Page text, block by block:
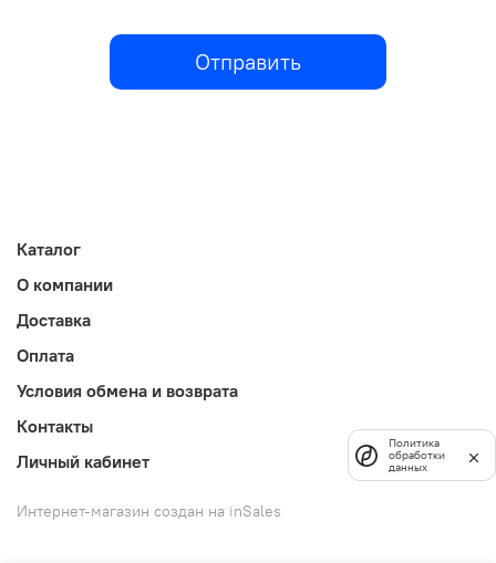
Отправить
Каталог
О компании
Доставка
Оплата
Условия обмена и возврата
Контакты
Личный кабинет
Интернет-магазин создан на inSales
Политика
обработки
данных